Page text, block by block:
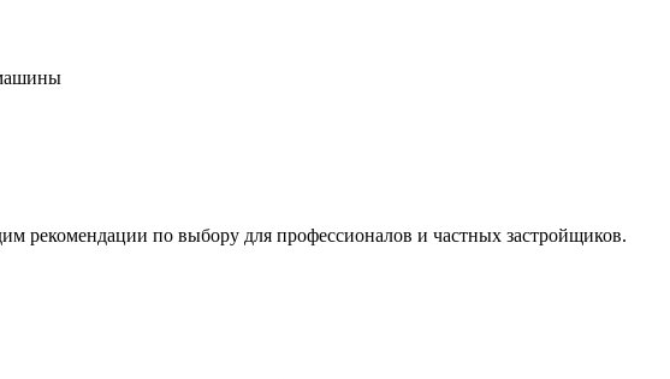
рекомендации по выбору для профессионалов и частных застройщиков.